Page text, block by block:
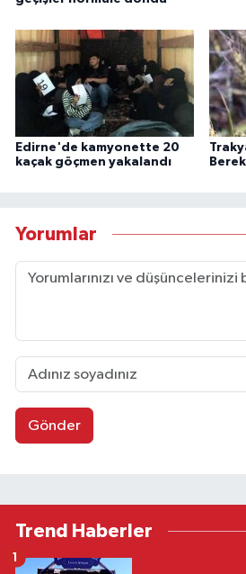
Edirne'de kamyonette 20
kaçak göçmen yakalandı
Yorumlar
Gönder
Trend Haberler
1